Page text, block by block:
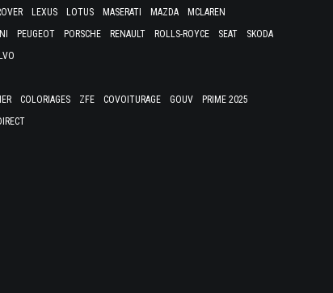
LEXUS LOTUS MASERATI MAZDA
MCLAREN
PEUGEOT PORSCHE RENAULT ROLLS-ROYCE SEAT
SKODA
COLORIAGES ZFE COVOITURAGE GOUV
PRIME 2025